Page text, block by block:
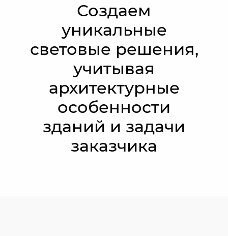
Создаем
уникальные
световые решения,
учитывая
архитектурные
особенности
зданий и задачи
заказчика